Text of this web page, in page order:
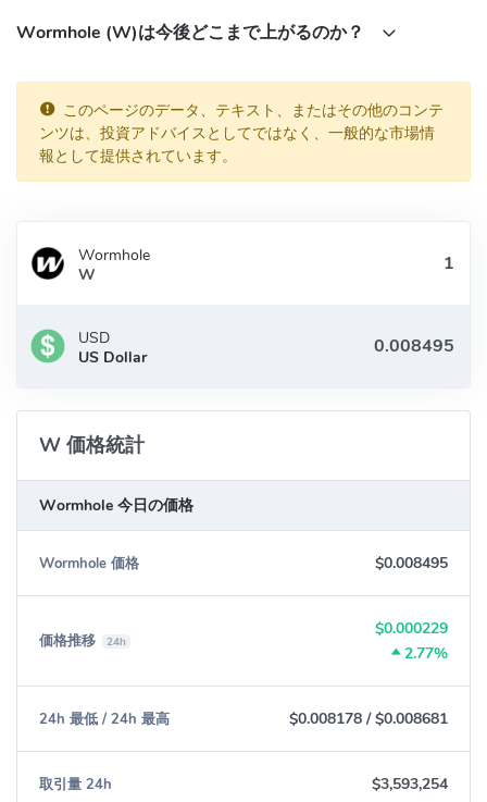
OP Mainnet:
Base:0xB0fFa8000886e57F86dd5264b9582b2Ad87b2b91
Wormhole (W)は今後どこまで上がるのか？
このページのデータ、テキスト、またはその他のコンテ
ンツは、投資アドバイスとしてではなく、一般的な市場情
報として提供されています。
Wormhole
W
USD
US Dollar
W 価格統計
Wormhole 今日の価格
Wormhole 価格 $0.008495
価格推移 24h
$0.000229
2.77%
24h 最低 / 24h 最高 $0.008178 /$0.008681
取引量 24h $3,593,254